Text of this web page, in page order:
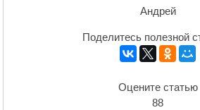
Андрей
Поделитесь полезной
Оцените статью
88